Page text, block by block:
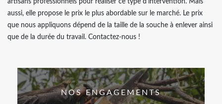
artisans professionnels pour réaliser ce type d’intervention. Mais
aussi, elle propose le prix le plus abordable sur le marché. Le prix
que nous appliquons dépend de la taille de la souche à enlever ainsi
que de la durée du travail. Contactez-nous !
NOS ENGAGEMENTS